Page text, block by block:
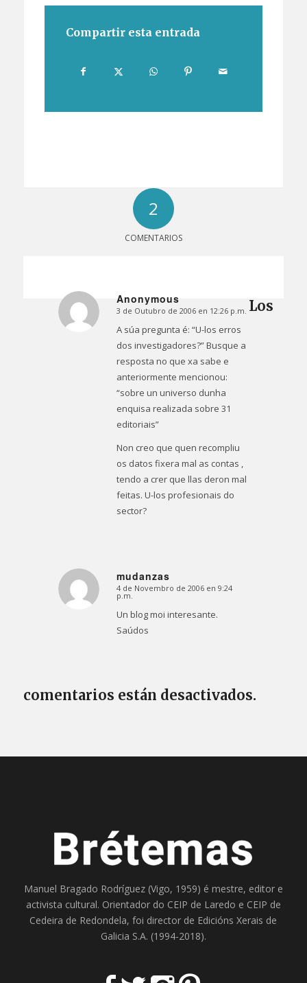
Compartir esta entrada
2
COMENTARIOS
Anonymous
Dice:
3 de Outubro de 2006 en 12:26 p.m.
A súa pregunta é: “U-los erros
dos investigadores?” Busque a
resposta no que xa sabe e
anteriormente mencionou:
“sobre un universo dunha
enquisa realizada sobre 31
editoriais”
Non creo que quen recompliu
os datos fixera mal as contas ,
tendo a crer que llas deron mal
feitas. U-los profesionais do
sector?
mudanzas
Dice:
4 de Novembro de 2006 en 9:24
p.m.
Un blog moi interesante.
Saúdos
Los
comentarios están desactivados.
Manuel Bragado Rodríguez (Vigo, 1959) é mestre, editor e
activista cultural. Orientador do CEIP de Laredo e CEIP de
Cedeira de Redondela, foi director de Edicións Xerais de
Galicia S.A. (1994-2018).